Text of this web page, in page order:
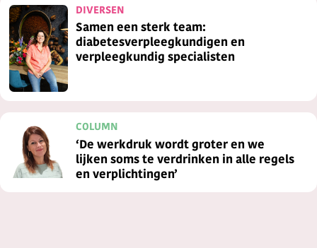
Samen een sterk team:
diabetesverpleegkundigen en
verpleegkundig specialisten
DIVERSEN
‘De werkdruk wordt groter en we
lijken soms te verdrinken in alle regels
en verplichtingen’
COLUMN